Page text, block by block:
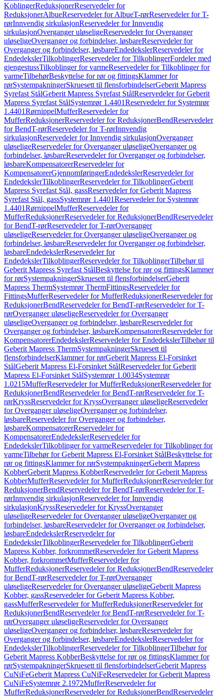
KoblingerReduksjonerReservedeler for
ReduksjonerAlbueReservedeler for AlbueT-rørReservedeler for T-
rørInnvendig sirkulasjonReservedeler for Innvendig
sirkulasjonOverganger uløseligeReservedeler for Overganger
uløseligeOverganger og forbindelser, løsbareReservedeler for
Overganger og forbindelser, løsbareEndedekslerReservedeler for
EndedekslerTilkoblingerReservedeler for TilkoblingerFordeler med
gjengestussTilkoblinger for varmeReservedeler for Tilkoblinger for
varmeTilbehørBeskyttelse for rør og fittingsKlammer for
rørSystempakningerSkruesett til flensforbindelserGeberit Mapress
Syrefast StålGeberit Mapress Syrefast StålReservedeler for Geberit
Mapress Syrefast StålSystemrør 1.4401Reservedeler for Systemrør
1.4401RørnippelMufferReservedeler for
MufferReduksjonerReservedeler for ReduksjonerBendReservedeler
for BendT-rørReservedeler for T-rørInnvendig
sirkulasjonReservedeler for Innvendig sirkulasjonOverganger
uløseligeReservedeler for Overganger uløseligeOverganger og
forbindelser, løsbareReservedeler for Overganger og forbindelser,
løsbareKompensatorerReservedeler for
KompensatorerGjennomføringerEndedekslerReservedeler for
EndedekslerTilkoblingerReservedeler for TilkoblingerGeberit
Mapress Syrefast Stål, gassReservedeler for Geberit Mapress
Syrefast Stål, gassSystemrør 1.4401Reservedeler for Systemrør
1.4401RørnippelMufferReservedeler for
MufferReduksjonerReservedeler for ReduksjonerBendReservedeler
for BendT-rørReservedeler for T-rørOverganger
uløseligeReservedeler for Overganger uløseligeOverganger og
forbindelser, løsbareReservedeler for Overganger og forbindelser,
løsbareEndedekslerReservedeler for
EndedekslerTilkoblingerReservedeler for TilkoblingerTilbehør til
Geberit Mapress Syrefast StålBeskyttelse for rør og fittingsKlammer
for rørSystempakningerSkruesett til flensforbindelserGeberit
Mapress ThermSystemrør ThermFittingsReservedeler for
FittingsMufferReservedeler for MufferReduksjonerReservedeler for
ReduksjonerBendReservedeler for BendT-rørReservedeler for T-
rørOverganger uløseligeReservedeler for Overganger
uløseligeOverganger og forbindelser, løsbareReservedeler for
Overganger og forbindelser, løsbareKompensatorerReservedeler for
KompensatorerEndedekslerReservedeler for EndedekslerTilbehør til
Geberit Mapress ThermSystempakningerSkruesett til
flensforbindelserKlammer for rørGeberit Mapress El-Forsinket
StålGeberit Mapress El-Forsinket StålReservedeler for Geberit
Mapress El-Forsinket StålSystemrør 1.0034Systemrør
1.0215MufferReservedeler for MufferReduksjonerReservedeler for
ReduksjonerBendReservedeler for BendT-rørReservedeler for T-
rørKryssReservedeler for KryssOverganger uløseligeReservedeler
for Overganger uløseligeOverganger og forbindelser,
løsbareReservedeler for Overganger og forbindelser,
løsbareKompensatorerReservedeler for
KompensatorerEndedekslerReservedeler for
EndedekslerTilkoblinger for varmeReservedeler for Tilkoblinger for
varmeTilbehør for Geberit Mapress El-Forsinket StålBeskyttelse for
rør og fittingsKlammer for rørSystempakningerGeberit Mapress
KobberGeberit Mapress KobberReservedeler for Geberit Mapress
KobberMufferReservedeler for MufferReduksjonerReservedeler for
ReduksjonerBendReservedeler for BendT-rørReservedeler for T-
rørInnvendig sirkulasjonReservedeler for Innvendig
sirkulasjonKryssReservedeler for KryssOverganger
uløseligeReservedeler for Overganger uløseligeOverganger og
forbindelser, løsbareReservedeler for Overganger og forbindelser,
løsbareEndedekslerReservedeler for
EndedekslerTilkoblingerReservedeler for TilkoblingerGeberit
Mapress Kobber, forkrommetReservedeler for Geberit Mapress
Kobber, forkrommetMufferReservedeler for
MufferReduksjonerReservedeler for ReduksjonerBendReservedeler
for BendT-rørReservedeler for T-rørOverganger
uløseligeReservedeler for Overganger uløseligeGeberit Mapress
Kobber, gassReservedeler for Geberit Mapress Kobber,
gassMufferReservedeler for MufferReduksjonerReservedeler for
ReduksjonerBendReservedeler for BendT-rørReservedeler for T-
rørOverganger uløseligeReservedeler for Overganger
uløseligeOverganger og forbindelser, løsbareReservedeler for
Overganger og forbindelser, løsbareEndedekslerReservedeler for
EndedekslerTilkoblingerReservedeler for TilkoblingerTilbehør for
Geberit Mapress KobberBeskyttelse for rør og fittingsKlammer for
rørSystempakningerSkruesett til flensforbindelserGeberit Mapress
CuNiFeGeberit Mapress CuNiFeReservedeler for Geberit Mapress
CuNiFeSystemrør 2.1972MufferReservedeler for
MufferReduksjonerReservedeler for ReduksjonerBendReservedeler